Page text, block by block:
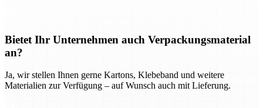
Bietet Ihr Unternehmen auch Verpackungsmaterial
an?
Ja, wir stellen Ihnen gerne Kartons, Klebeband und weitere
Materialien zur Verfügung – auf Wunsch auch mit Lieferung.